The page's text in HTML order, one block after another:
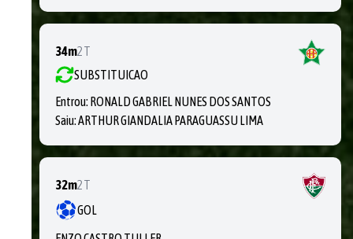
34m2T
SUBSTITUICAO
Entrou: RONALD GABRIEL NUNES DOS SANTOS
Saiu:ARTHUR GIANDALIA PARAGUASSU LIMA
32m2T
GOL